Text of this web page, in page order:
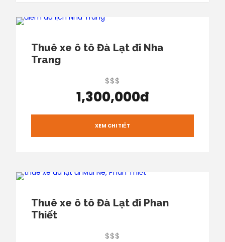
Thuê xe ô tô Đà Lạt đi Nha
Trang
$$$
1,300,000đ
XEM CHI TIẾT
Thuê xe ô tô Đà Lạt đi Phan
Thiết
$$$